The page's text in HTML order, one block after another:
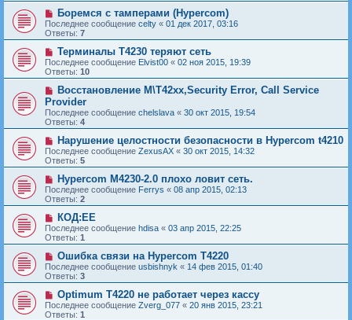
Боремся с тамперами (Hypercom)
Последнее сообщение celty « 01 дек 2017, 03:16
Ответы: 7
Терминалы Т4230 теряют сеть
Последнее сообщение Elvist00 « 02 ноя 2015, 19:39
Ответы: 10
Воcстановление M\T42xx,Security Error, Call Service
Provider
Последнее сообщение chelslava « 30 окт 2015, 19:54
Ответы: 4
Нарушение целостности безопасности в Hypercom t4210
Последнее сообщение ZexusAX « 30 окт 2015, 14:32
Ответы: 5
Hypercom M4230-2.0 плохо ловит сеть.
Последнее сообщение Ferrys « 08 апр 2015, 02:13
Ответы: 2
КОД:ЕЕ
Последнее сообщение hdisa « 03 апр 2015, 22:25
Ответы: 1
Ошибка связи на Hypercom T4220
Последнее сообщение usbishnyk « 14 фев 2015, 01:40
Ответы: 3
Optimum T4220 не работает через кассу
Последнее сообщение Zverg_077 « 20 янв 2015, 23:21
Ответы: 1